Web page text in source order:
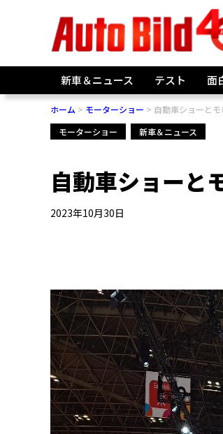
新車＆ニュース テスト 面
ホーム モーターショー
自動車ショーと
モーターショー
新車＆ニュース
自動車ショーと
2023年10月30日